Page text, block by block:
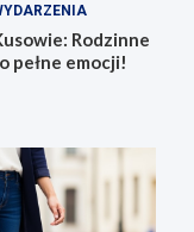
Rodzinne
pełne emocji!